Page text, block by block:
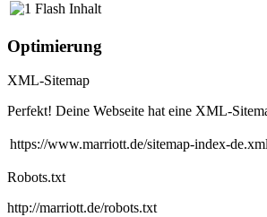
Flash Inhalt
Optimierung
XML-Sitemap
Perfekt! Deine Webseite hat eine XML-
https://www.marriott.de/sitemap-index-
Robots.txt
http://marriott.de/robots.txt